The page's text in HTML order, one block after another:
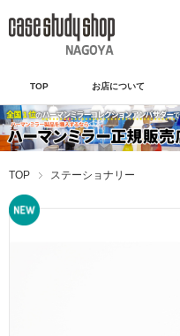
TOP お店について
TOP ステーショナリー